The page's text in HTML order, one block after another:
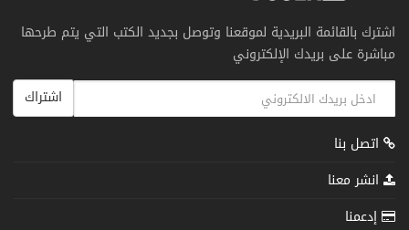
اشترك بالقائمة البريدية لموقعنا وتوصل بجديد الكتب التي يتم طرحها
مباشرة على بريدك الإلكتروني
اشتراك
اتصل بنا
انشر معنا
إدعمنا